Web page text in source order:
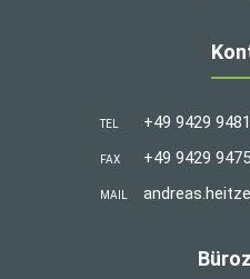
TEL +49 9429
FAX +49 9429
MAIL